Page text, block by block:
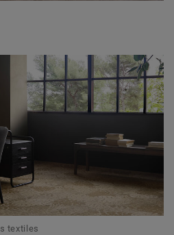
textiles